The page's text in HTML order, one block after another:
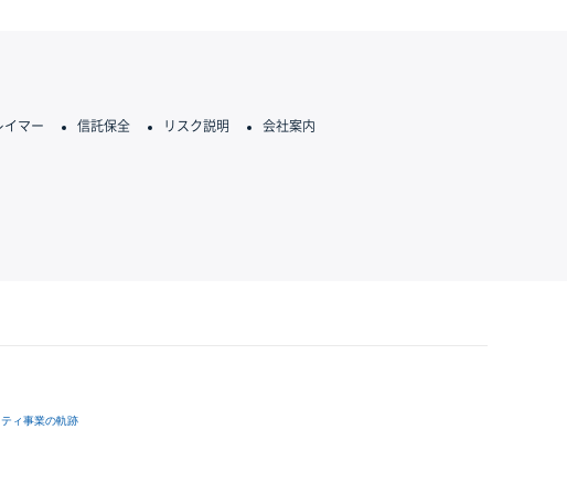
イマー 信託保全 リスク説明 会社案内
ィ事業の軌跡